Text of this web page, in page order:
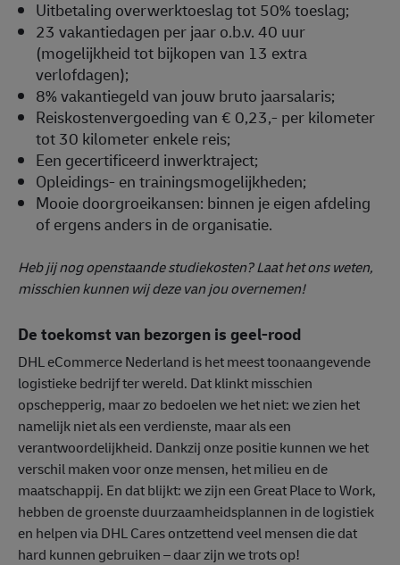
Uitbetaling overwerktoeslag tot 50% toeslag;
23 vakantiedagen per jaar o.b.v. 40 uur
(mogelijkheid tot bijkopen van 13 extra
verlofdagen);
8% vakantiegeld van jouw bruto jaarsalaris;
Reiskostenvergoeding van € 0,23,- per kilometer
tot 30 kilometer enkele reis;
Een gecertificeerd inwerktraject;
Opleidings- en trainingsmogelijkheden;
Mooie doorgroeikansen: binnen je eigen afdeling
of ergens anders in de organisatie.
Heb jij nog openstaande studiekosten? Laat het ons weten,
misschien kunnen wij deze van jou overnemen!
De toekomst van bezorgen is geel-rood
DHL eCommerce Nederland is het meest toonaangevende
logistieke bedrijf ter wereld. Dat klinkt misschien
opschepperig, maar zo bedoelen we het niet: we zien het
namelijk niet als een verdienste, maar als een
verantwoordelijkheid. Dankzij onze positie kunnen we het
verschil maken voor onze mensen, het milieu en de
maatschappij. En dat blijkt: we zijn een Great Place to Work,
hebben de groenste duurzaamheidsplannen in de logistiek
en helpen via DHL Cares ontzettend veel mensen die dat
hard kunnen gebruiken – daar zijn we trots op!